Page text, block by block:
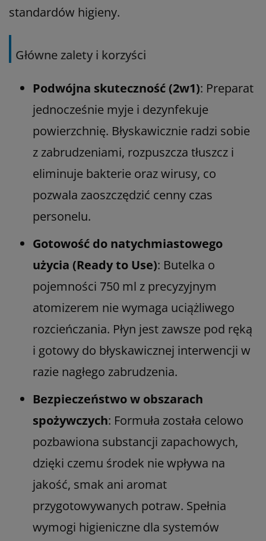
standardów higieny.
Główne zalety i korzyści
Podwójna skuteczność (2w1): Preparat
jednocześnie myje i dezynfekuje
powierzchnię. Błyskawicznie radzi sobie
z zabrudzeniami, rozpuszcza tłuszcz i
eliminuje bakterie oraz wirusy, co
pozwala zaoszczędzić cenny czas
personelu.
Gotowość do natychmiastowego
użycia (Ready to Use): Butelka o
pojemności 750 ml z precyzyjnym
atomizerem nie wymaga uciążliwego
rozcieńczania. Płyn jest zawsze pod ręką
i gotowy do błyskawicznej interwencji w
razie nagłego zabrudzenia.
Bezpieczeństwo w obszarach
spożywczych: Formuła została celowo
pozbawiona substancji zapachowych,
dzięki czemu środek nie wpływa na
jakość, smak ani aromat
przygotowywanych potraw. Spełnia
wymogi higieniczne dla systemów